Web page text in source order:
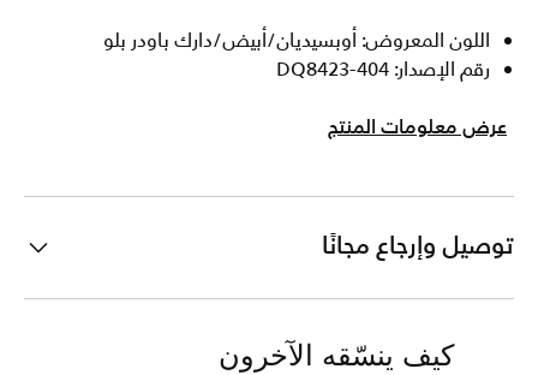
اللون المعروض: أوبسيديان/أبيض/دارك باودر بلو
رقم الإصدار: DQ8423-404
عرض معلومات المنتج
توصيل وإرجاع مجانًا